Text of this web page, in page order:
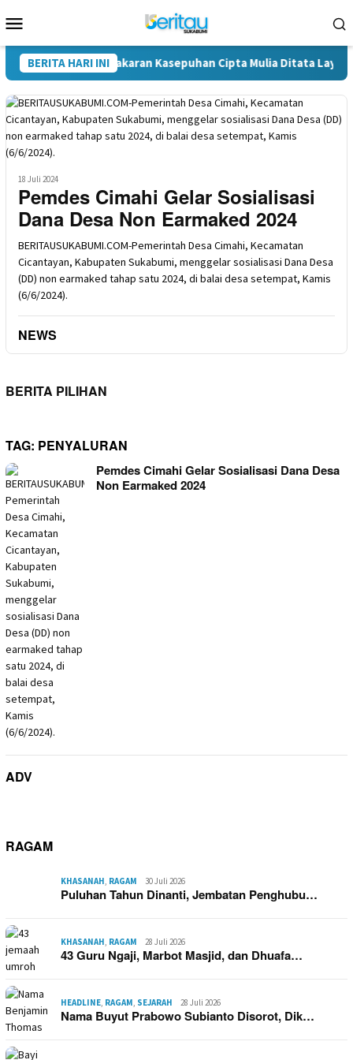
ke
Mobile
BERITA HARI INI
Korban Kebakaran Kasepuhan Cipta Mulia Ditata Layaknya
18 Juli 2024
Pemdes Cimahi Gelar Sosialisasi
Dana Desa Non Earmaked 2024
BERITAUSUKABUMI.COM-Pemerintah Desa Cimahi, Kecamatan
Cicantayan, Kabupaten Sukabumi, menggelar sosialisasi Dana Desa
(DD) non earmaked tahap satu 2024, di balai desa setempat, Kamis
(6/6/2024).
NEWS
BERITA PILIHAN
TAG: PENYALURAN
Pemdes Cimahi Gelar Sosialisasi Dana Desa
Non Earmaked 2024
ADV
RAGAM
KHASANAH, RAGAM 30 Juli 2026
Puluhan Tahun Dinanti, Jembatan Penghubu…
KHASANAH, RAGAM 28 Juli 2026
43 Guru Ngaji, Marbot Masjid, dan Dhuafa…
HEADLINE, RAGAM, SEJARAH 28 Juli 2026
Nama Buyut Prabowo Subianto Disorot, Dik…